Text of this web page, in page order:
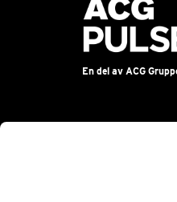
En del av ACG